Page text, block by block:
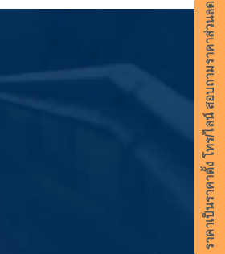
ราคาเป็นราคาตั้ง โทร/ไลน์ สอบถามราคาส่วนลด